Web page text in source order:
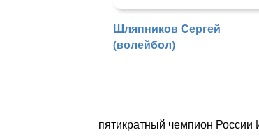
Шляпников Сергей
(волейбол)
пятикратный чемпион России